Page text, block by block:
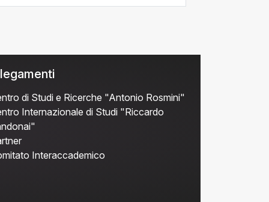
di Studi e Ricerche "Antonio Rosmini"
Internazionale di Studi "Riccardo
Interaccademico